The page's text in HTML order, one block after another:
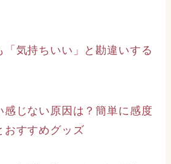
「気持ちいい」と勘違いする
感じない原因は？簡単に感度
おすすめグッズ